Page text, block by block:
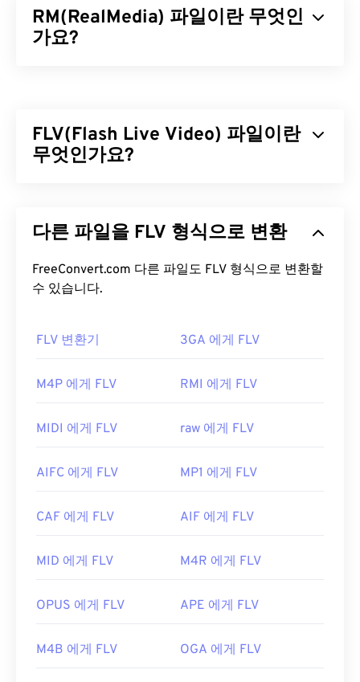
RM(RealMedia) 파일이란 무엇인
가요?
했습니다. RM은 RealVideo 코덱으로 비디오를,
RealAudio 코덱으로 오디오를 압축합니다.
RM 파일은 RealNetworks에서 개발한 독점 포맷으
로, 기본적으로RealPlayer에서 실행됩니다.
RealPlayer가 없다면여기에서 다운로드하세요.
RM 파일을 열 수 있는 다른 프로그램으로는
Android에서는 VLC 미디어 플레이어를사용해 보세
RealNetworks
최초 출시:1997년
https://en.wikipedia.org/wiki/RealMedia
FLV(Flash Live Video) 파일이란
무엇인가요?
고품질의 동기화가 잘 된 멀티미디어 콘텐츠를 제공
므로코덱을사용하여 파일 크기를 압축합니다. FLV
는 ISO 기반 미디어 파일 형식이라고도 하는 개방형
(Animate CC) 및
와 같은Adobe 제품에서 열립
니다. Adobe Flash 7 이상 버전에서 가장 잘 열립니
터 태그는 지원합니다.
의 여러 제품에서 열 수 있습니다. FLV를 열 수 있는
Player,RealNetworks RealPlayer Cloud
개발자: Adobe
다른 파일을 FLV 형식으로 변환
FreeConvert.com 다른 파일도 FLV 형식으로 변환할
수 있습니다.
FLV 변환기 3GA 에게 FLV
M4P 에게 FLV RMI 에게 FLV
MIDI 에게 FLV raw 에게 FLV
AIFC 에게 FLV MP1 에게 FLV
CAF 에게 FLV AIF 에게 FLV
MID 에게 FLV M4R 에게 FLV
OPUS 에게 FLV APE 에게 FLV
M4B 에게 FLV OGA 에게 FLV